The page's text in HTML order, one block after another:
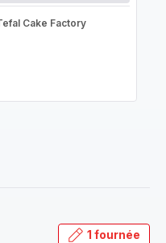
Cake Factory
1 fournée